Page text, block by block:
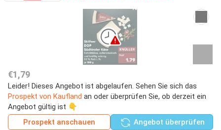
€1,79
Leider! Dieses Angebot ist abgelaufen. Sehen Sie sich das
Prospekt von Kaufland an oder überprüfen Sie, ob derzeit ein
Angebot gültig ist 👇
Prospekt anschauen
Angebot überprüfen